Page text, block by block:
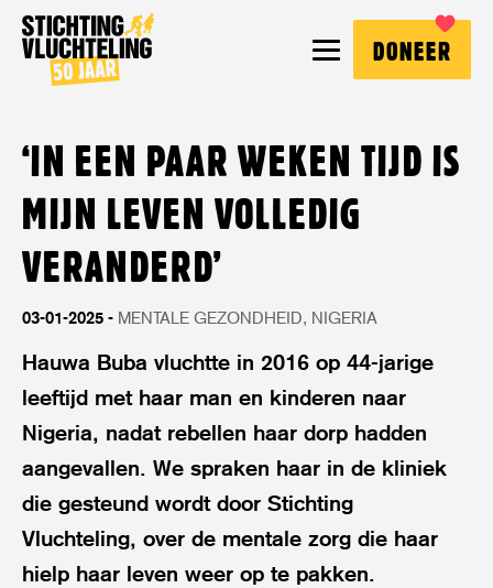
DONEER
‘IN EEN PAAR WEKEN TIJD IS
MIJN LEVEN VOLLEDIG
VERANDERD’
03-01-2025 MENTALE GEZONDHEID NIGERIA
Hauwa Buba vluchtte in 2016 op 44-jarige
leeftijd met haar man en kinderen naar
Nigeria, nadat rebellen haar dorp hadden
aangevallen. We spraken haar in de kliniek
die gesteund wordt door Stichting
Vluchteling, over de mentale zorg die haar
hielp haar leven weer op te pakken.